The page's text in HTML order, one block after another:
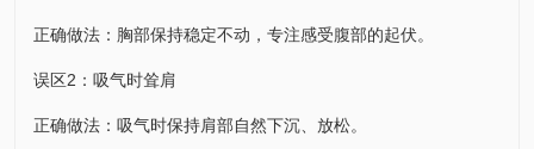
正确做法：胸部保持稳定不动，专注感受腹部的起伏。
误区2：吸气时耸肩
正确做法：吸气时保持肩部自然下沉、放松。